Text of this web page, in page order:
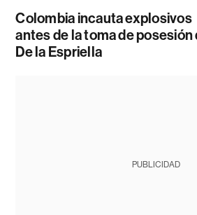
Colombia incauta explosivos
antes de la toma de posesión
De la Espriella
PUBLICIDAD